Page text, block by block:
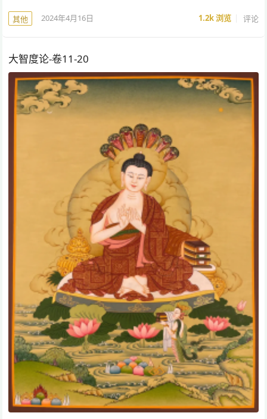
其他 2024年4月16日 1.2k浏览 评论
大智度论-卷11-20